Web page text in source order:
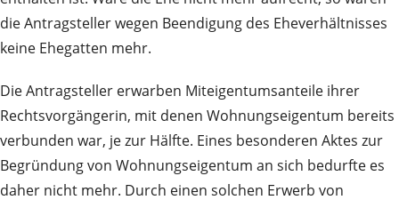
die Antragsteller wegen Beendigung des Eheverhältnisses
keine Ehegatten mehr.
Die Antragsteller erwarben Miteigentumsanteile ihrer
Rechtsvorgängerin, mit denen Wohnungseigentum bereits
verbunden war, je zur Hälfte. Eines besonderen Aktes zur
Begründung von Wohnungseigentum an sich bedurfte es
daher nicht mehr. Durch einen solchen Erwerb von